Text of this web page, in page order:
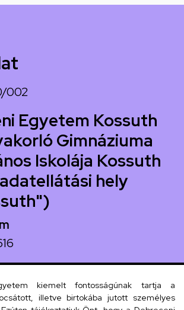
002
Egyetem Kossuth
Gimnáziuma
Iskolája Kossuth
hely
alt.unideb.hu
kiemelt fontosságúnak tartja a
illetve birtokába jutott személyes